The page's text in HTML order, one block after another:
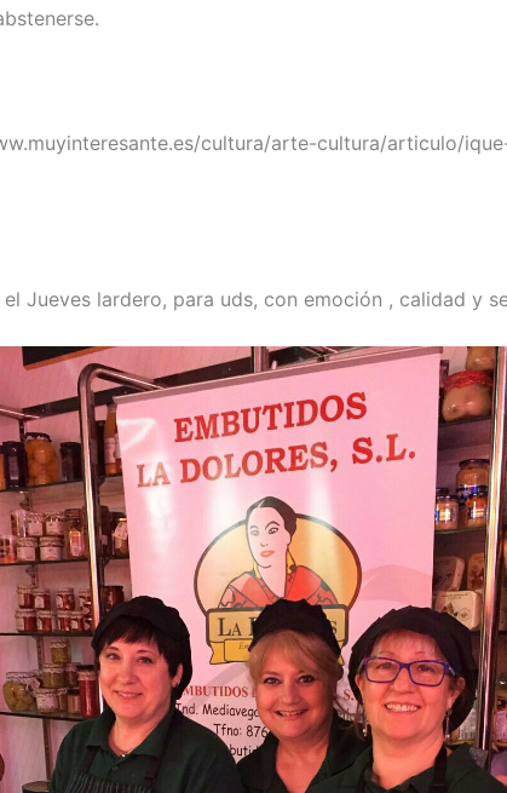
cultura/arte-cultura/articulo/
Jueves lardero, para uds, con emoción , calidad y